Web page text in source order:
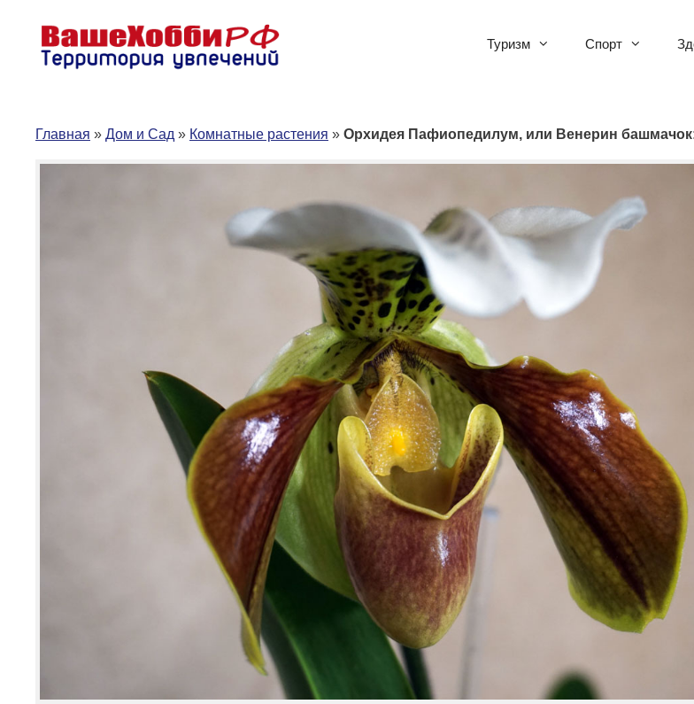
содержимому
Туризм Спорт
Главная » Дом и Сад » Комнатные растения » Орхидея Пафиопедилум, или Венерин